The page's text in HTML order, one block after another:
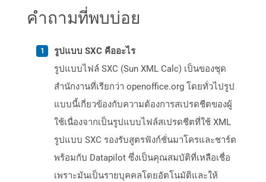
คำถามที่พบบ่อย
รูปแบบ SXC คืออะไร
รูปแบบไฟล์ SXC (Sun XML Calc) เป็นของชุด
สำนักงานที่เรียกว่า openoffice.org โดยทั่วไปรูป
แบบนี้เกี่ยวข้องกับความต้องการสเปรดชีตของผู้
ใช้เนื่องจากเป็นรูปแบบไฟล์สเปรดชีตที่ใช้ XML
รูปแบบ SXC รองรับสูตรฟังก์ชั่นมาโครและชาร์ต
พร้อมกับ Datapilot ซึ่งเป็นคุณสมบัติที่เหลือเชื่อ
เพราะมันเป็นรายบุคคลโดยอัตโนมัติและให้